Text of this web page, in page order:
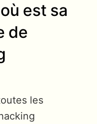
est sa
de
les